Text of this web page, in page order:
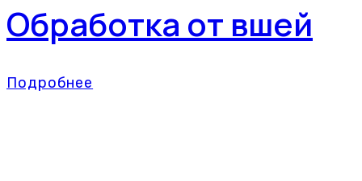
Обработка от вшей
Подробнее